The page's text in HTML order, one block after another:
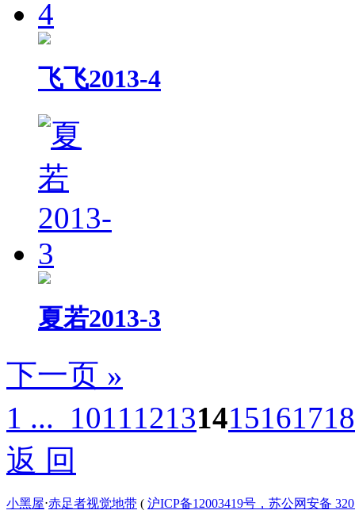
飞飞2013-4
夏若2013-3
下一页 »
1 ... 101112131415161718
返 回
小黑屋⋅赤足者视觉地带 ( 沪ICP备12003419号，苏公网安备